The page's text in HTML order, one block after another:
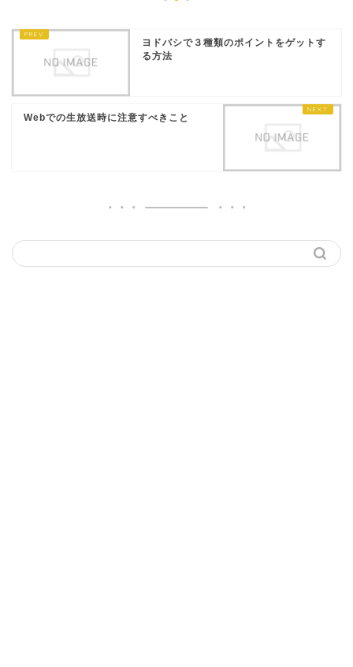
ヨドバシで３種類のポイントをゲットす
る方法
Webでの生放送時に注意すべきこと